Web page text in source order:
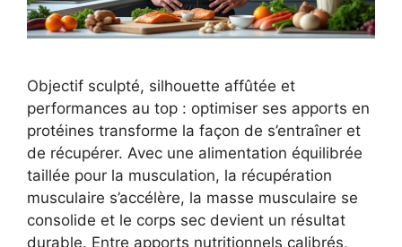
Objectif sculpté, silhouette affûtée et
performances au top : optimiser ses apports en
protéines transforme la façon de s’entraîner et
de récupérer. Avec une alimentation équilibrée
taillée pour la musculation, la récupération
musculaire s’accélère, la masse musculaire se
consolide et le corps sec devient un résultat
durable. Entre apports nutritionnels calibrés,